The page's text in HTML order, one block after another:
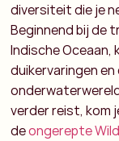
diversiteit die je
Beginnend bij de
Indische Oceaan,
duikervaringen
verder reist, kom
deongerepte